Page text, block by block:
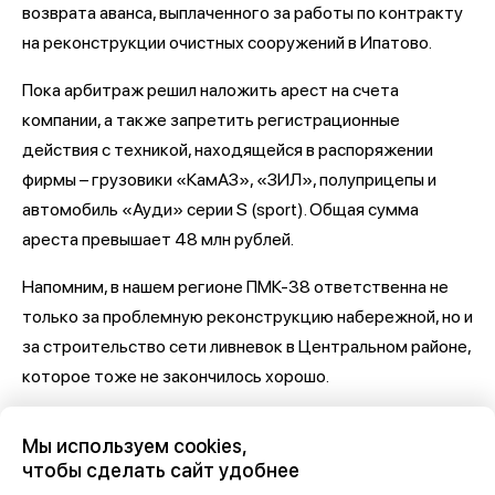
возврата аванса, выплаченного за работы по контракту
на реконструкции очистных сооружений в Ипатово.
Пока арбитраж решил наложить арест на счета
компании, а также запретить регистрационные
действия с техникой, находящейся в распоряжении
фирмы – грузовики «КамАЗ», «ЗИЛ», полуприцепы и
автомобиль «Ауди» серии S (sport). Общая сумма
ареста превышает 48 млн рублей.
Напомним, в нашем регионе ПМК-38 ответственна не
только за проблемную реконструкцию набережной, но и
за строительство сети ливневок в Центральном районе,
которое тоже не закончилось хорошо.
связанными с ней коррупцией и мошенничеством
на Дзен-канале нашего города 36
Мы используем cookies,
чтобы сделать сайт удобнее